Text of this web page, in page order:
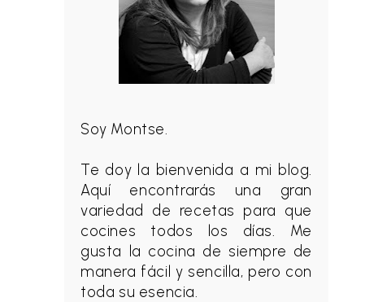
Soy Montse.
Te doy la bienvenida a mi blog.
Aquí encontrarás una gran
variedad de recetas para que
cocines todos los días. Me
gusta la cocina de siempre de
manera fácil y sencilla, pero con
toda su esencia.